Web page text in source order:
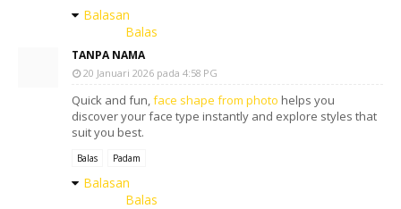
Balasan
Balas
TANPA NAMA
20 Januari 2026 pada 4:58 PG
Quick and fun,face shape from photo helps you
discover your face type instantly and explore styles that
suit you best.
Balas Padam
Balasan
Balas